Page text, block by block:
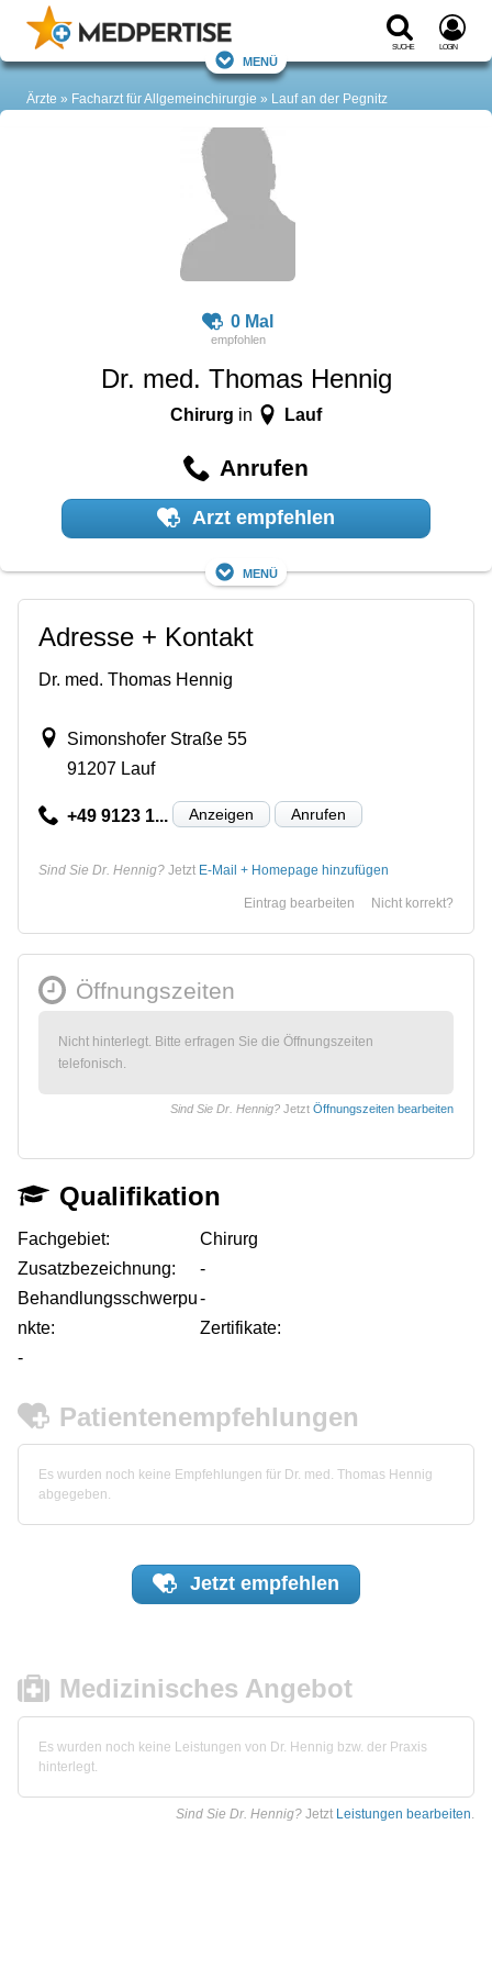
Suche Login
Menü
Ärzte Facharzt für Allgemeinchirurgie Lauf an der Pegnitz
0 Mal
Dr. med. Thomas Hennig
Chirurg in Lauf
Anrufen
Arzt empfehlen
Menü
Adresse + Kontakt
Dr. med. Thomas Hennig
Simonshofer Straße 55
91207 Lauf
+49 9123 1... Anzeigen Anrufen
Sind Sie Dr. Hennig? Jetzt E-Mail + Homepage hinzufügen
Nicht korrekt?
Eintrag bearbeiten
Öffnungszeiten
Nicht hinterlegt. Bitte erfragen Sie die Öffnungszeiten
telefonisch.
Sind Sie Dr. Hennig? Jetzt Öffnungszeiten bearbeiten
Qualifikation
Fachgebiet:
Chirurg
Zusatzbezeichnung:
-
Behandlungsschwerpu
nkte:
-
Zertifikate:
-
Patientenempfehlungen
Es wurden noch keine Empfehlungen für Dr. med. Thomas Hennig
abgegeben.
Jetzt empfehlen
Medizinisches Angebot
Es wurden noch keine Leistungen von Dr. Hennig bzw. der Praxis
hinterlegt.
Sind Sie Dr. Hennig? Jetzt Leistungen bearbeiten.